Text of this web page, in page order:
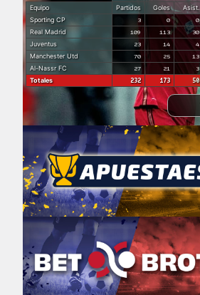
Equipo
Partidos Goles Asist.
Sporting CP
3 0 0
Real Madrid 109 113 30
Juventus 23 14 4
Manchester Utd 70 25 13
Al-Nassr FC 27 21 3
Totales 232 173 50